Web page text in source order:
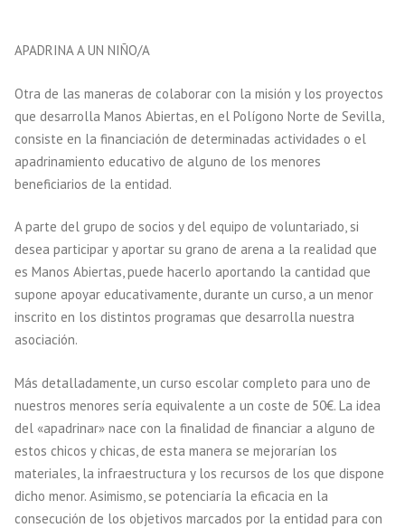
APADRINA A UN NIÑO/A
Otra de las maneras de colaborar con la misión y los proyectos
que desarrolla Manos Abiertas, en el Polígono Norte de Sevilla,
consiste en la financiación de determinadas actividades o el
apadrinamiento educativo de alguno de los menores
beneficiarios de la entidad.
A parte del grupo de socios y del equipo de voluntariado, si
desea participar y aportar su grano de arena a la realidad que
es Manos Abiertas, puede hacerlo aportando la cantidad que
supone apoyar educativamente, durante un curso, a un menor
inscrito en los distintos programas que desarrolla nuestra
asociación.
Más detalladamente, un curso escolar completo para uno de
nuestros menores sería equivalente a un coste de 50€. La idea
del «apadrinar» nace con la finalidad de financiar a alguno de
estos chicos y chicas, de esta manera se mejorarían los
materiales, la infraestructura y los recursos de los que dispone
dicho menor. Asimismo, se potenciaría la eficacia en la
consecución de los objetivos marcados por la entidad para con